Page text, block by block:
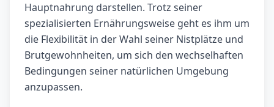
Hauptnahrung darstellen. Trotz seiner
spezialisierten Ernährungsweise geht es ihm um
die Flexibilität in der Wahl seiner Nistplätze und
Brutgewohnheiten, um sich den wechselhaften
Bedingungen seiner natürlichen Umgebung
anzupassen.